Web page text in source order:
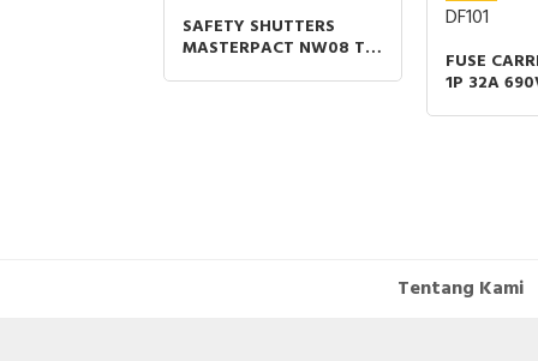
SAFETY SHUTTERS
MASTERPACT NW08 TO
DF101
FUSE
1P 32A
Tentang Kami